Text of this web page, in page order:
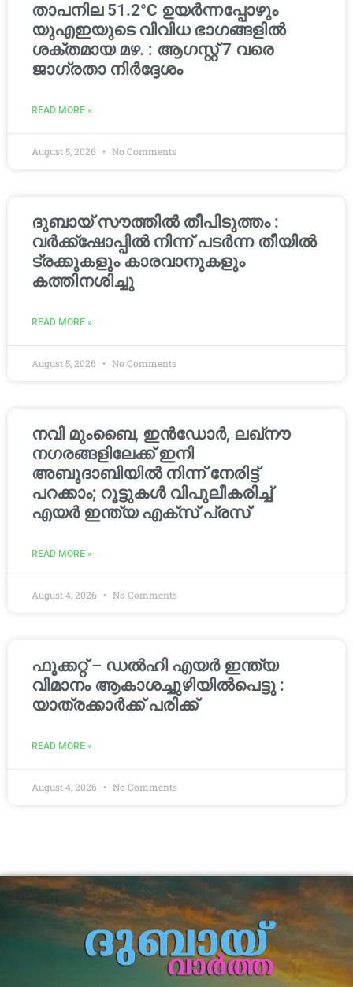
താപനില 51.2°C ഉയർന്നപ്പോഴും
യുഎഇയുടെ വിവിധ ഭാഗങ്ങളിൽ
ശക്തമായ മഴ. : ആഗസ്റ്റ് 7 വരെ
ജാഗ്രതാ നിർദ്ദേശം
READ MORE »
August 5, 2026 No Comments
ദുബായ് സൗത്തിൽ തീപിടുത്തം :
വർക്ക്‌ഷോപ്പിൽ നിന്ന് പടർന്ന തീയിൽ
ട്രക്കുകളും കാരവാനുകളും
കത്തിനശിച്ചു
READ MORE »
August 5, 2026 No Comments
നവി മുംബൈ, ഇൻഡോർ, ലഖ്നൗ
നഗരങ്ങളിലേക്ക് ഇനി
അബുദാബിയിൽ നിന്ന് നേരിട്ട്
പറക്കാം; റൂട്ടുകൾ വിപുലീകരിച്ച്
എയർ ഇന്ത്യ എക്സ് പ്രസ്
READ MORE »
August 4, 2026 No Comments
ഫൂക്കറ്റ് – ഡൽഹി എയര്‍ ഇന്ത്യ
വിമാനം ആകാശച്ചുഴിയില്‍പെട്ടു :
യാത്രക്കാര്‍ക്ക് പരിക്ക്
READ MORE »
August 4, 2026 No Comments